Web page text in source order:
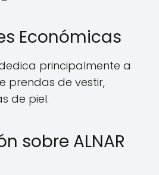
Económicas
principalmente a
prendas de vestir,
de piel.
sobre ALNAR